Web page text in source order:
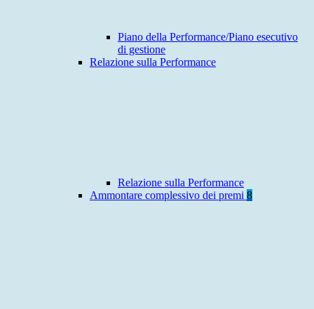
Piano della Performance/Piano esecutivo
di gestione
Relazione sulla Performance
Relazione sulla Performance
Ammontare complessivo dei premi 8